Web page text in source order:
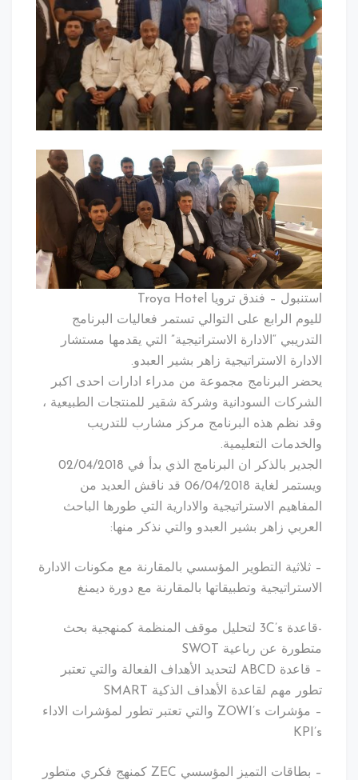
استنبول – فندق ترويا Troya Hotel
لليوم الرابع على التوالي تستمر فعاليات البرنامج
التدريبي “الادارة الاستراتيجية” التي يقدمها مستشار
الادارة الاستراتيجية زاهر بشير العبدو.
يحضر البرنامج مجموعة من مدراء ادارات احدى اكبر
الشركات السودانية وشركة شقير للمنتجات الطبيعية ،
وقد نظم هذه البرنامج مركز مشارب للتدريب
والخدمات التعليمية.
الجدير بالذكر ان البرنامج الذي بدأ في 02/04/2018
ويستمر لغاية 06/04/2018 قد ناقش العديد من
المفاهيم الاستراتيجية والادارية التي طورها الباحث
العربي زاهر بشير العبدو والتي نذكر منها:
– ثلاثية التطوير المؤسسي بالمقارنة مع مكونات الادارة
الاستراتيجية وتطبيقاتها بالمقارنة مع دورة ديمنغ
-قاعدة 3C’s لتحليل موقف المنظمة كمنهجية بحث
متطورة عن رباعية SWOT
– قاعدة ABCD لتحديد الأهداف الفعالة والتي تعتبر
تطور مهم لقاعدة الأهداف الذكية SMART
– مؤشرات ZOWI’s والتي تعتبر تطور لمؤشرات الاداء
KPI’s
– بطاقات التميز المؤسسي ZEC كمنهج فكري متطور